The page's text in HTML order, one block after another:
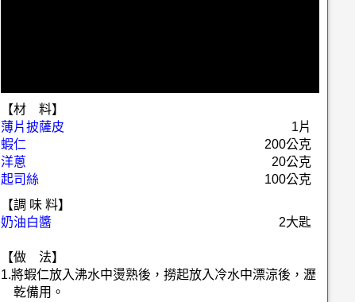
【材 料】
薄片披薩皮
1片
蝦仁
200公克
洋蔥
20公克
起司絲
100公克
【調 味 料】
奶油白醬
2大匙
【做 法】
1.將蝦仁放入沸水中燙熟後，撈起放入冷水中漂涼後，瀝
乾備用。